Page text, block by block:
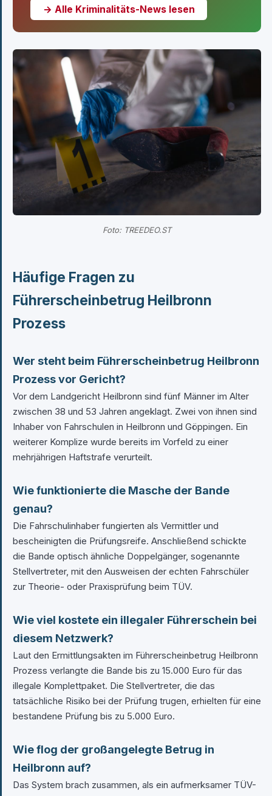
→ Alle Kriminalitäts-News lesen
Foto: TREEDEO.ST
Häufige Fragen zu
Führerscheinbetrug Heilbronn
Prozess
Wer steht beim Führerscheinbetrug Heilbronn
Prozess vor Gericht?
Vor dem Landgericht Heilbronn sind fünf Männer im Alter
zwischen 38 und 53 Jahren angeklagt. Zwei von ihnen sind
Inhaber von Fahrschulen in Heilbronn und Göppingen. Ein
weiterer Komplize wurde bereits im Vorfeld zu einer
mehrjährigen Haftstrafe verurteilt.
Wie funktionierte die Masche der Bande
genau?
Die Fahrschulinhaber fungierten als Vermittler und
bescheinigten die Prüfungsreife. Anschließend schickte
die Bande optisch ähnliche Doppelgänger, sogenannte
Stellvertreter, mit den Ausweisen der echten Fahrschüler
zur Theorie- oder Praxisprüfung beim TÜV.
Wie viel kostete ein illegaler Führerschein bei
diesem Netzwerk?
Laut den Ermittlungsakten im Führerscheinbetrug Heilbronn
Prozess verlangte die Bande bis zu 15.000 Euro für das
illegale Komplettpaket. Die Stellvertreter, die das
tatsächliche Risiko bei der Prüfung trugen, erhielten für eine
bestandene Prüfung bis zu 5.000 Euro.
Wie flog der großangelegte Betrug in
Heilbronn auf?
Das System brach zusammen, als ein aufmerksamer TÜV-